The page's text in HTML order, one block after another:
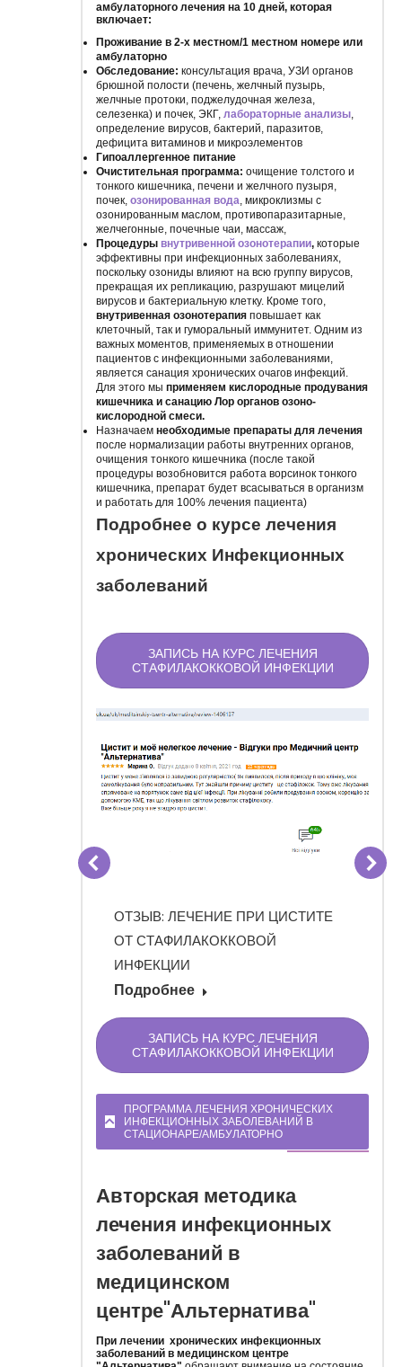
амбулаторного лечения на 10 дней, которая
включает:
Проживание в 2-х местном/1 местном номере или
амбулаторно
Обследование: консультация врача, УЗИ органов
брюшной полости (печень, желчный пузырь,
желчные протоки, поджелудочная железа,
селезенка) и почек, ЭКГ, лабораторные анализы,
определение вирусов, бактерий, паразитов,
дефицита витаминов и микроэлементов
Гипоаллергенное питание
Очистительная программа: очищение толстого и
тонкого кишечника, печени и желчного пузыря,
почек, озонированная вода, микроклизмы с
озонированным маслом, противопаразитарные,
желчегонные, почечные чаи, массаж,
Процедуры внутривенной озонотерапии, которые
эффективны при инфекционных заболеваниях,
поскольку озониды влияют на всю группу вирусов,
прекращая их репликацию, разрушают мицелий
вирусов и бактериальную клетку. Кроме того,
внутривенная озонотерапия повышает как
клеточный, так и гуморальный иммунитет. Одним из
важных моментов, применяемых в отношении
пациентов с инфекционными заболеваниями,
является санация хронических очагов инфекций.
Для этого мы применяем кислородные продувания
кишечника и санацию Лор органов озоно-
кислородной смеси.
Назначаем необходимые препараты для лечения
после нормализации работы внутренних органов,
очищения тонкого кишечника (после такой
процедуры возобновится работа ворсинок тонкого
кишечника, препарат будет всасываться в организм
и работать для 100% лечения пациента)
Подробнее о курсе лечения
хронических Инфекционных
заболеваний
ЗАПИСЬ НА КУРС ЛЕЧЕНИЯ
СТАФИЛАКОККОВОЙ ИНФЕКЦИИ
ОТЗЫВ: ЛЕЧЕНИЕ ПРИ ЦИСТИТЕ
ОТ СТАФИЛАКОККОВОЙ
ИНФЕКЦИИ
Подробнее
ЗАПИСЬ НА КУРС ЛЕЧЕНИЯ
СТАФИЛАКОККОВОЙ ИНФЕКЦИИ
ПРОГРАММА ЛЕЧЕНИЯ ХРОНИЧЕСКИХ
ИНФЕКЦИОННЫХ ЗАБОЛЕВАНИЙ В
СТАЦИОНАРЕ/АМБУЛАТОРНО
Авторская методика
лечения инфекционных
заболеваний в
медицинском
центре"Альтернатива"
При лечении хронических инфекционных
заболеваний в медицинском центре